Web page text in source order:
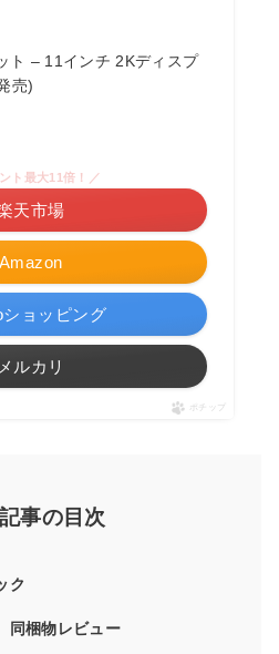
ト – 11インチ 2Kディスプ
売)
Amazon
ト最大11倍！／
天市場
ショッピング
メルカリ
ポチップ
事の目次
ク
同梱物レビュー